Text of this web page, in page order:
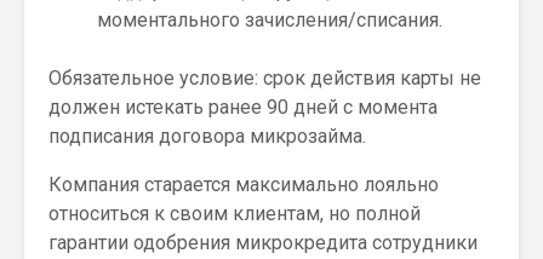
моментального зачисления/списания.
Обязательное условие: срок действия карты не
должен истекать ранее 90 дней с момента
подписания договора микрозайма.
Компания старается максимально лояльно
относиться к своим клиентам, но полной
гарантии одобрения микрокредита сотрудники